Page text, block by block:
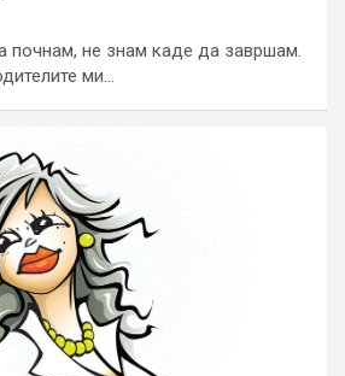
почнам, не знам каде да завршам.
ми…